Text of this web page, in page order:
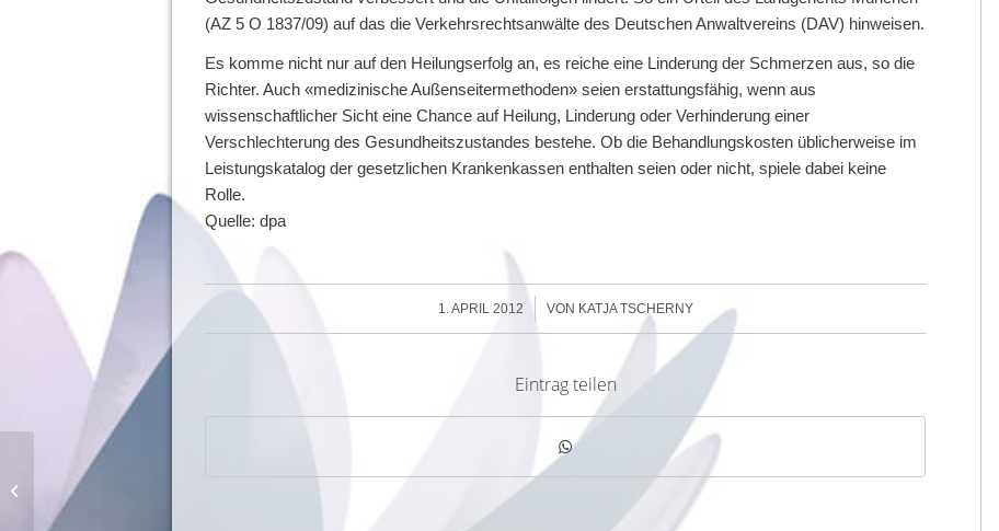
(AZ 5 O 1837/09) auf das die Verkehrsrechtsanwälte des Deutschen Anwaltvereins (DAV) hinweisen.
Es komme nicht nur auf den Heilungserfolg an, es reiche eine Linderung der Schmerzen aus, so die
Richter. Auch «medizinische Außenseitermethoden» seien erstattungsfähig, wenn aus
wissenschaftlicher Sicht eine Chance auf Heilung, Linderung oder Verhinderung einer
Verschlechterung des Gesundheitszustandes bestehe. Ob die Behandlungskosten üblicherweise im
Leistungskatalog der gesetzlichen Krankenkassen enthalten seien oder nicht, spiele dabei keine
Rolle.
Quelle: dpa
1. APRIL 2012
/ VON KATJA TSCHERNY
Eintrag teilen
Aktuelle Studie: Kaffeetrinken kein
Risiko